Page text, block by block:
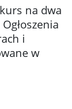
na dwa
i
w